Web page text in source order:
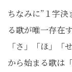
ちなみに”１字
る歌が唯一存在
「さ」「ほ」「
から始まる歌は